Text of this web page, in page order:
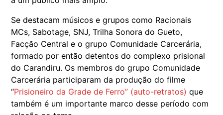
Se destacam músicos e grupos como Racionais
MCs, Sabotage, SNJ, Trilha Sonora do Gueto,
Facção Central e o grupo Comunidade Carcerária,
formado por então detentos do complexo prisional
do Carandiru. Os membros do grupo Comunidade
Carcerária participaram da produção do filme
“Prisioneiro da Grade de Ferro” (auto-retratos) que
também é um importante marco desse período com